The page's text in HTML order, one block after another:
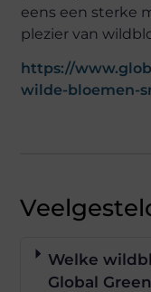
eens een sterke
plezier van
https://
wilde-bloemen-
Welke
Global